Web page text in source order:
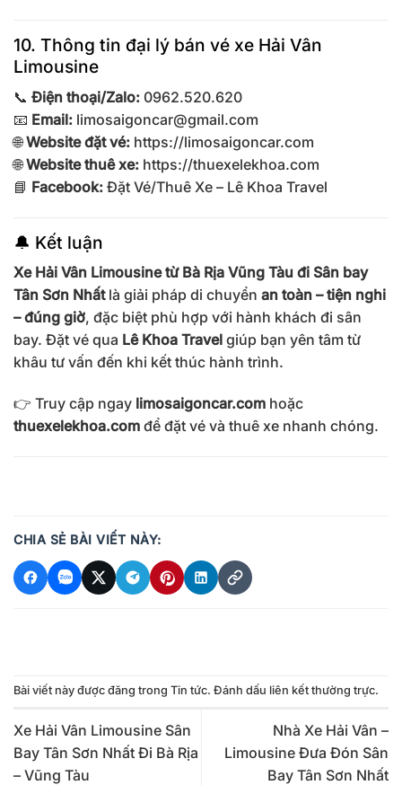
10. Thông tin đại lý bán vé xe Hải Vân
Limousine
📞 Điện thoại/Zalo: 0962.520.620
📧 Email: limosaigoncar@gmail.com
🌐Website đặt vé: https://limosaigoncar.com
🌐Website thuê xe: https://thuexelekhoa.com
📘 Facebook: Đặt Vé/Thuê Xe – Lê Khoa Travel
🔔 Kết luận
Xe Hải Vân Limousine từ Bà Rịa Vũng Tàu đi Sân bay
Tân Sơn Nhấtlà giải pháp di chuyển an toàn – tiện nghi
– đúng giờ, đặc biệt phù hợp với hành khách đi sân
bay. Đặt vé qua Lê Khoa Travel giúp bạn yên tâm từ
khâu tư vấn đến khi kết thúc hành trình.
👉 Truy cập ngay limosaigoncar.com hoặc
thuexelekhoa.com để đặt vé và thuê xe nhanh chóng.
CHIA SẺ BÀI VIẾT NÀY:
Bài viết này được đăng trong Tin tức. Đánh dấu liên kết thường trực.
Xe Hải Vân Limousine Sân
Bay Tân Sơn Nhất Đi Bà Rịa
– Vũng Tàu
Nhà Xe Hải Vân –
Limousine Đưa Đón Sân
Bay Tân Sơn Nhất